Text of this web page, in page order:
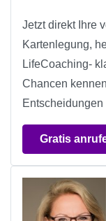
Jetzt direkt Ihre
Kartenlegung,
LifeCoaching-
Chancen
Entscheidungen
Gratis